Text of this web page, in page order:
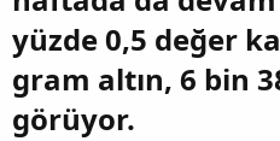
yüzde 0,5 değer
gram altın, 6 bin
görüyor.​